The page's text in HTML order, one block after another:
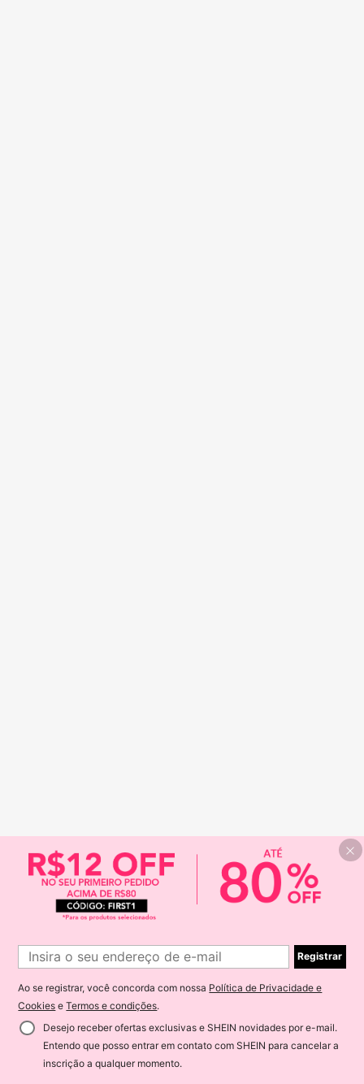
Registrar
Ao se registrar, você concorda com nossa Política de Privacidade e
Cookies eTermos e condições.
Desejo receber ofertas exclusivas e SHEIN novidades por e-mail.
Entendo que posso entrar em contato com SHEIN para cancelar a
inscrição a qualquer momento.